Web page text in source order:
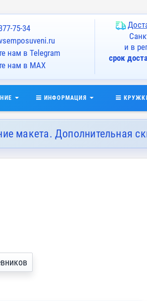
75-34
нам в Telegram
нам в MAX
и в
срок
ИНФОРМАЦИЯ
макета. Дополнительная